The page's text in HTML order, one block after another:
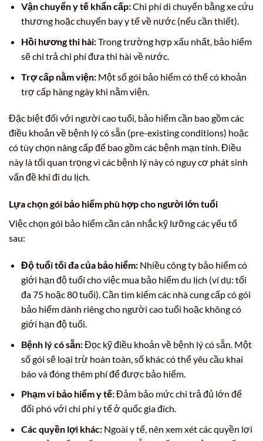
Vận chuyển y tế khẩn cấp:Chi phí di chuyển bằng xe cứu
thương hoặc chuyến bay y tế về nước (nếu cần thiết).
Hồi hương thi hài:Trong trường hợp xấu nhất, bảo hiểm
sẽ chi trả chi phí đưa thi hài về nước.
Trợ cấp nằm viện:Một số gói bảo hiểm có thể có khoản
trợ cấp hàng ngày khi nằm viện.
Đặc biệt đối với người cao tuổi, bảo hiểm cần bao gồm các
điều khoản về bệnh lý có sẵn (pre-existing conditions) hoặc
có tùy chọn nâng cấp để bao gồm các bệnh mạn tính. Điều
này là tối quan trọng vì các bệnh lý này có nguy cơ phát sinh
vấn đề khi đi du lịch.
Lựa chọn gói bảo hiểm phù hợp cho người lớn tuổi
Việc chọn gói bảo hiểm cần cân nhắc kỹ lưỡng các yếu tố
sau:
Độ tuổi tối đa của bảo hiểm:Nhiều công ty bảo hiểm có
giới hạn độ tuổi cho việc mua bảo hiểm du lịch (ví dụ: tối
đa 75 hoặc 80 tuổi). Cần tìm kiếm các nhà cung cấp có gói
bảo hiểm dành riêng cho người cao tuổi hoặc không có
giới hạn độ tuổi.
Bệnh lý có sẵn:Đọc kỹ điều khoản về bệnh lý có sẵn. Một
số gói sẽ loại trừ hoàn toàn, số khác có thể yêu cầu khai
báo và đóng thêm phí để được bảo hiểm.
Phạm vi bảo hiểm y tế:Đảm bảo mức chi trả đủ lớn để
đối phó với chi phí y tế ở quốc gia đích.
Các quyền lợi khác:Ngoài y tế, nên xem xét các quyền lợi